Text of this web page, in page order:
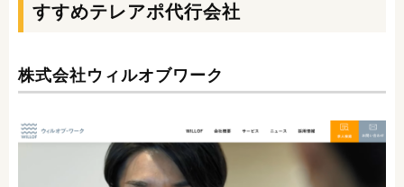
すすめテレアポ代行会社
株式会社ウィルオブワーク